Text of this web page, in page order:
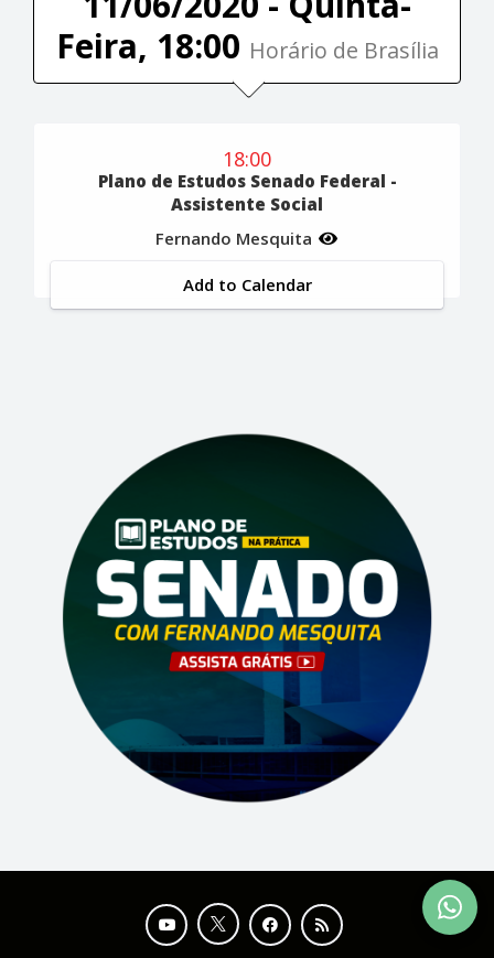
Feira, 18:00 Horário de Brasília
18:00
Plano de Estudos Senado Federal -
Assistente Social
Fernando Mesquita
Add to Calendar